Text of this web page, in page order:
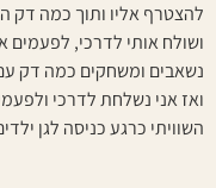
להצטרף אליו ותוך כמה דק
ושולח אותי לדרכי, לפעמים
נשאבים ומשחקים כמה דק
ואז אני נשלחת לדרכי
השוויתי כרגע כניסה לגן